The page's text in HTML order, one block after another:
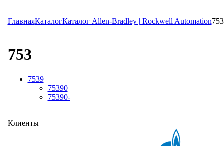
ГлавнаяКаталогКаталог Allen-Bradley | Rockwell Automation753
753
7539
75390
75390-
Клиенты